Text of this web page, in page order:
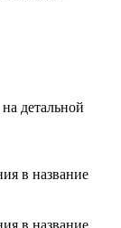
детальной
в название
в название